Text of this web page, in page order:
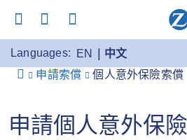
Languages: EN
中文
申請索償
個人意外保險索償
申請個人意外保